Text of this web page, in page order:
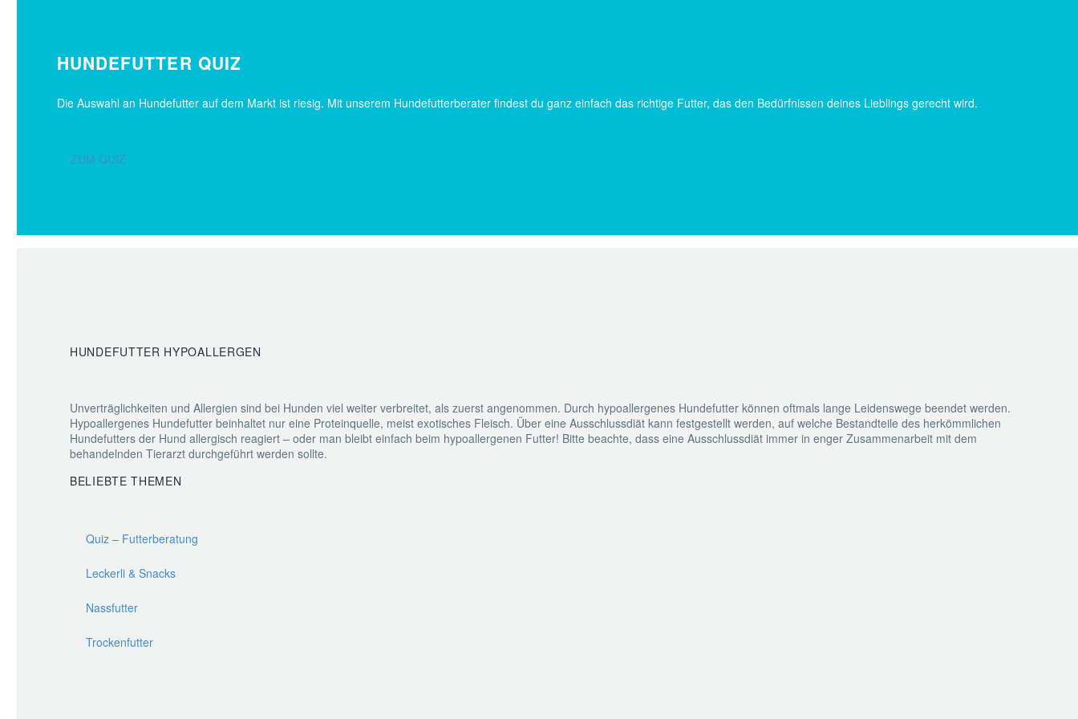
HUNDEFUTTER QUIZ
Die Auswahl an Hundefutter auf dem Markt ist riesig. Mit unserem Hundefutterberater findest du ganz einfach das richtige Futter, das den Bedürfnissen deines Lieblings gerecht wird.
ZUM QUIZ
HUNDEFUTTER HYPOALLERGEN
Unverträglichkeiten und Allergien sind bei Hunden viel weiter verbreitet, als zuerst angenommen. Durch hypoallergenes Hundefutter können oftmals lange Leidenswege beendet werden.
Hypoallergenes Hundefutter beinhaltet nur eine Proteinquelle, meist exotisches Fleisch. Über eine Ausschlussdiät kann festgestellt werden, auf welche Bestandteile des herkömmlichen
Hundefutters der Hund allergisch reagiert – oder man bleibt einfach beim hypoallergenen Futter! Bitte beachte, dass eine Ausschlussdiät immer in enger Zusammenarbeit mit dem
behandelnden Tierarzt durchgeführt werden sollte.
BELIEBTE THEMEN
Quiz – Futterberatung
Leckerli & Snacks
Nassfutter
Trockenfutter